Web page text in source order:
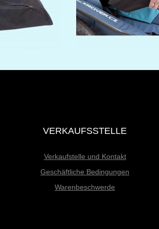
VERKAUFSSTELLE
Verkaufstelle und Kontakt
Geschäftliche Bedingungen
Warenbeschwerde